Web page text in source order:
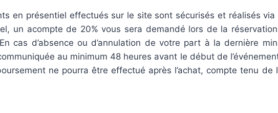
en présentiel effectués sur le site sont sécurisés et réalisés
un acompte de 20% vous sera demandé lors de la
cas d’absence ou d’annulation de votre part à la dernière
au minimum 48 heures avant le début de
ne pourra être effectué après l’achat, compte tenu